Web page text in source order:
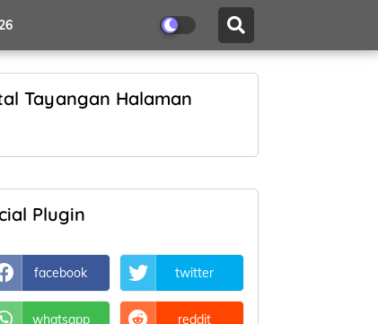
Tayangan Halaman
Plugin
facebook twitter
whatsapp reddit